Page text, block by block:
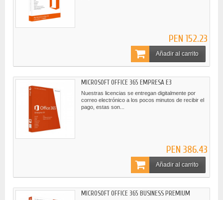
PEN 152.23
Añadir al carrito
MICROSOFT OFFICE 365 EMPRESA E3
Nuestras licencias se entregan digitalmente por
correo electrónico a los pocos minutos de recibir el
pago, estas son...
PEN 386.43
Añadir al carrito
MICROSOFT OFFICE 365 BUSINESS PREMIUM